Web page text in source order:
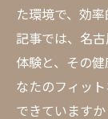
た環境で、効
記事では、名
体験と、その
なたのフィッ
できていますか